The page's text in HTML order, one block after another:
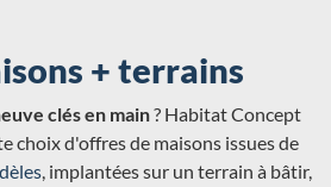
+ terrains
clés en main? Habitat Concept
choix d'offres de maisons issues de
, implantées sur un terrain à bâtir,